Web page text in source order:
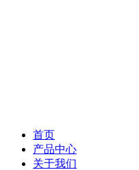
首页
产品中心
关于我们